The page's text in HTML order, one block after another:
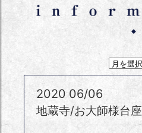
月
間
ア
ブ
ス
2020 06/06
地蔵寺/お大師様台座